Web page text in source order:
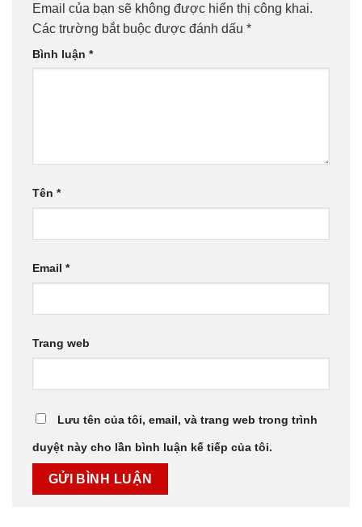
Email của bạn sẽ không được hiển thị công khai.
Các trường bắt buộc được đánh dấu *
Bình luận *
Tên *
Email *
Trang web
Lưu tên của tôi, email, và trang web trong trình
duyệt này cho lần bình luận kế tiếp của tôi.